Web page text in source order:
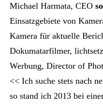
Michael Harmata, CEO
Einsatzgebiete von
Kamera für aktuelle
Dokumatarfilmer,
Werbung, Director of
<<Ich suche stets nach
so stand ich 2013 bei